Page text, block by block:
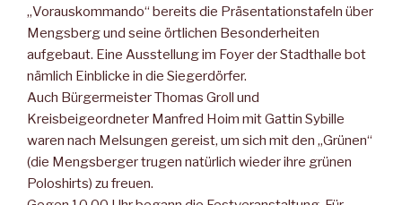
„Vorauskommando“ bereits die Präsentationstafeln über
Mengsberg und seine örtlichen Besonderheiten
aufgebaut. Eine Ausstellung im Foyer der Stadthalle bot
nämlich Einblicke in die Siegerdörfer.
Auch Bürgermeister Thomas Groll und
Kreisbeigeordneter Manfred Hoim mit Gattin Sybille
waren nach Melsungen gereist, um sich mit den „Grünen“
(die Mengsberger trugen natürlich wieder ihre grünen
Poloshirts) zu freuen.